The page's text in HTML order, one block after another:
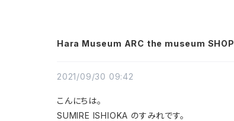
Hara Museum ARC the museum SHOP
2021/09/30 09:42
こんにちは。
SUMIRE ISHIOKA のすみれです。